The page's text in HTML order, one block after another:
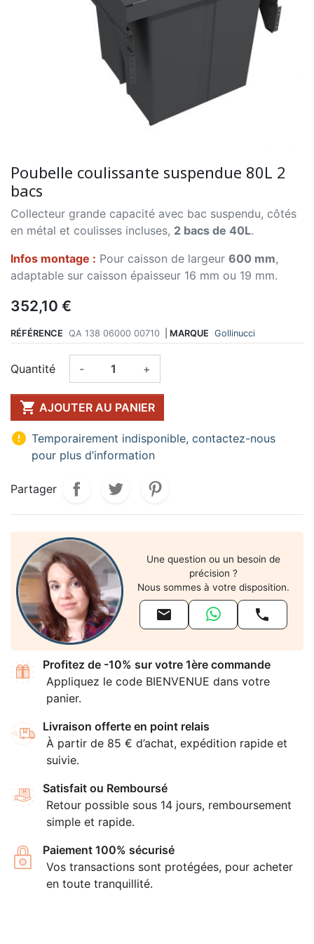
Poubelle coulissante suspendue 80L 2
bacs
Collecteur grande capacité avec bac suspendu, côtés
en métal et coulisses incluses, 2 bacs de 40L.
Infos montage : Pour caisson de largeur 600 mm,
adaptable sur caisson épaisseur 16 mm ou 19 mm.
352,10 €
RÉFÉRENCE QA 138 06000 00710 MARQUE Gollinucci
Quantité - +
 AJOUTER AU PANIER
 Temporairement indisponible, contactez-nous
pour plus d’information
Partager
Une question ou un besoin de
précision ?
Nous sommes à votre disposition.
 
Profitez de -10% sur votre 1ère commande
Appliquez le code BIENVENUE dans votre
panier.
Livraison offerte en point relais
À partir de 85 € d’achat, expédition rapide et
suivie.
Satisfait ou Remboursé
Retour possible sous 14 jours, remboursement
simple et rapide.
Paiement 100% sécurisé
Vos transactions sont protégées, pour acheter
en toute tranquillité.